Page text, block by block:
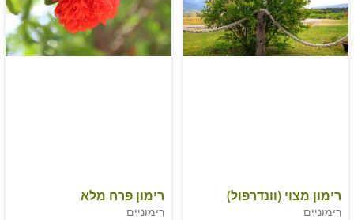
(וונדרפול)
רימון פרח מלא